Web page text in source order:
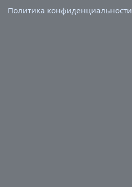
Политика конфиденциальности